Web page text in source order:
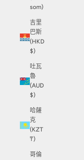
som)
吉里
巴斯
(HKD
$)
吐瓦
魯
(AUD
$)
哈薩
克
(KZT
₸)
哥倫